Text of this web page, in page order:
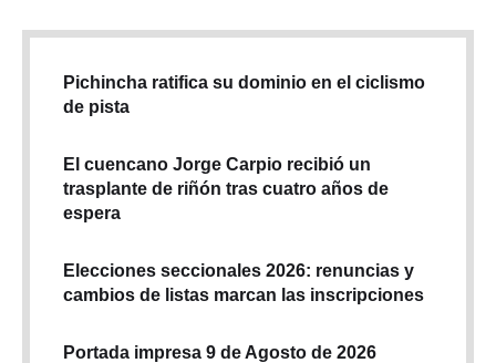
Pichincha ratifica su dominio en el ciclismo
de pista
El cuencano Jorge Carpio recibió un
trasplante de riñón tras cuatro años de
espera
Elecciones seccionales 2026: renuncias y
cambios de listas marcan las inscripciones
Portada impresa 9 de Agosto de 2026